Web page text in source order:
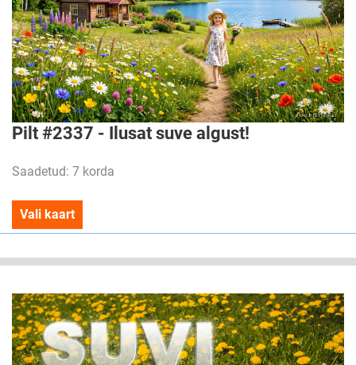
Pilt #2337 - Ilusat suve algust!
Saadetud: 7 korda
Vali kaart